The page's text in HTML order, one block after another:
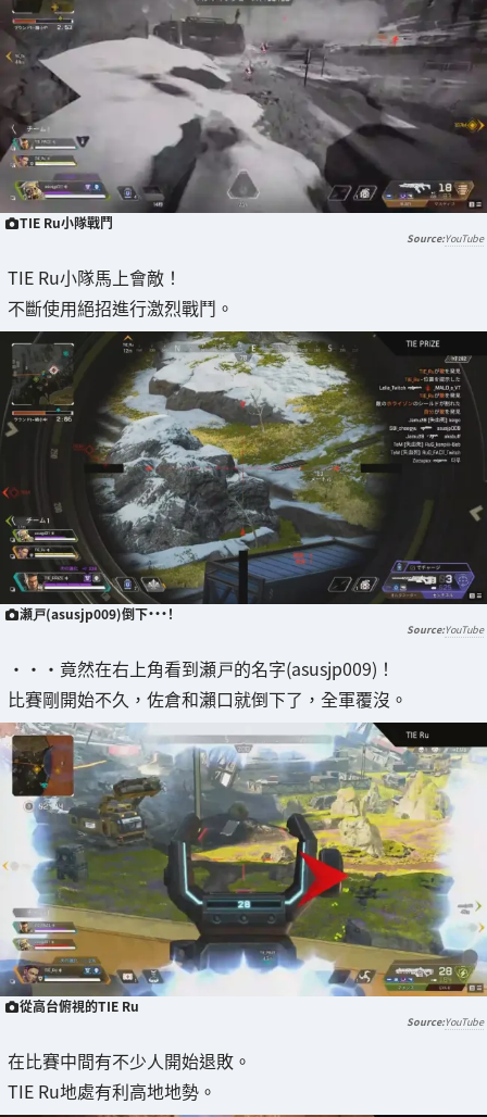
TIE Ru小隊戰鬥
YouTube
TIE Ru小隊馬上會敵！
不斷使用絕招進行激烈戰鬥。
瀬戸(asusjp009)倒下・・・！
YouTube
・・・竟然在右上角看到瀬戸的名字(asusjp009)！
比賽剛開始不久，佐倉和瀨口就倒下了，全軍覆沒。
從高台俯視的TIE Ru
YouTube
在比賽中間有不少人開始退敗。
TIE Ru地處有利高地地勢。